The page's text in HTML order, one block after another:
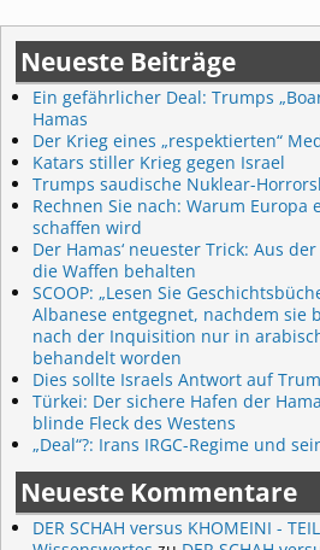
Neueste Beiträge
Ein gefährlicher Deal: Trumps
Hamas
Der Krieg eines „respektierten“
Katars stiller Krieg gegen Israel
Trumps saudische Nuklear-
Rechnen Sie nach: Warum Europa
schaffen wird
Der Hamas‘ neuester Trick: Aus
die Waffen behalten
SCOOP: „Lesen Sie
Albanese entgegnet, nachdem sie
nach der Inquisition nur in
behandelt worden
Dies sollte Israels Antwort auf
Türkei: Der sichere Hafen der
blinde Fleck des Westens
„Deal“?: Irans IRGC-Regime und
Neueste Kommentare
DER SCHAH versus KHOMEINI -